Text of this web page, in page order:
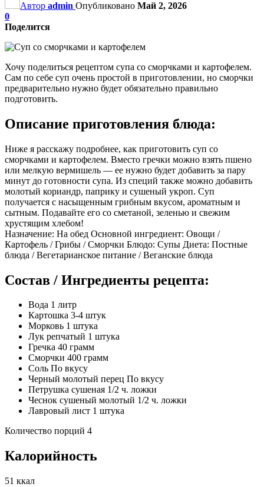
Автор admin Опубликовано Май 2, 2026
0
Поделится
Хочу поделиться рецептом супа со сморчками и картофелем.
Сам по себе суп очень простой в приготовлении, но сморчки
предварительно нужно будет обязательно правильно
подготовить.
Описание приготовления блюда:
Ниже я расскажу подробнее, как приготовить суп со
сморчками и картофелем. Вместо гречки можно взять пшено
или мелкую вермишель — ее нужно будет добавить за пару
минут до готовности супа. Из специй также можно добавить
молотый кориандр, паприку и сушеный укроп. Суп
получается с насыщенным грибным вкусом, ароматным и
сытным. Подавайте его со сметаной, зеленью и свежим
хрустящим хлебом!
Назначение: На обед Основной ингредиент: Овощи /
Картофель / Грибы / Сморчки Блюдо: Супы Диета: Постные
блюда / Вегетарианское питание / Веганские блюда
Состав / Ингредиенты рецепта:
Вода 1 литр
Картошка 3-4 штук
Морковь 1 штука
Лук репчатый 1 штука
Гречка 40 грамм
Сморчки 400 грамм
Соль По вкусу
Черный молотый перец По вкусу
Петрушка сушеная 1/2 ч. ложки
Чеснок сушеный молотый 1/2 ч. ложки
Лавровый лист 1 штука
Количество порций 4
Калорийность
51 ккал